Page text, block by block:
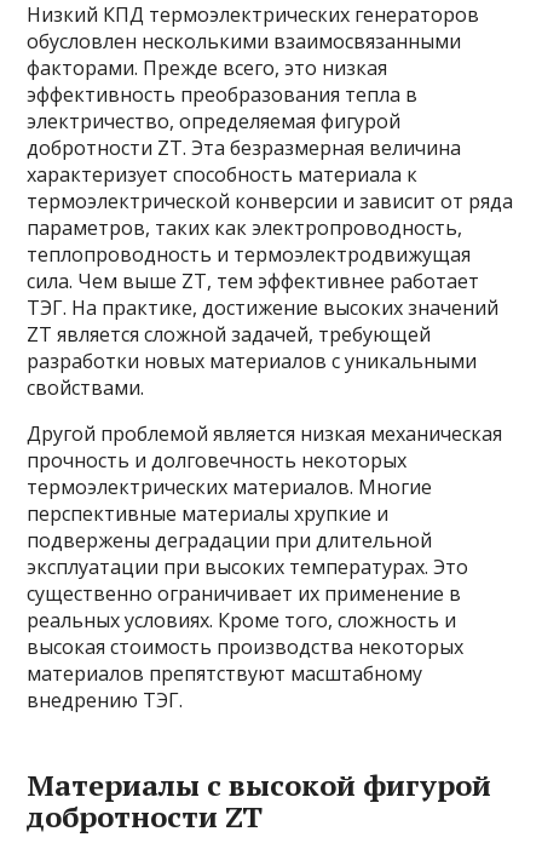
Низкий КПД термоэлектрических генераторов
обусловлен несколькими взаимосвязанными
факторами. Прежде всего, это низкая
эффективность преобразования тепла в
электричество, определяемая фигурой
добротности ZT. Эта безразмерная величина
характеризует способность материала к
термоэлектрической конверсии и зависит от ряда
параметров, таких как электропроводность,
теплопроводность и термоэлектродвижущая
сила. Чем выше ZT, тем эффективнее работает
ТЭГ. На практике, достижение высоких значений
ZT является сложной задачей, требующей
разработки новых материалов с уникальными
свойствами.
Другой проблемой является низкая механическая
прочность и долговечность некоторых
термоэлектрических материалов. Многие
перспективные материалы хрупкие и
подвержены деградации при длительной
эксплуатации при высоких температурах. Это
существенно ограничивает их применение в
реальных условиях. Кроме того, сложность и
высокая стоимость производства некоторых
материалов препятствуют масштабному
внедрению ТЭГ.
Материалы с высокой фигурой
добротности ZT